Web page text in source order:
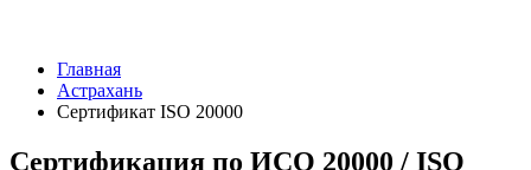
Главная
Астрахань
Сертификат ISO 20000
Сертификация по ИСО 20000 / ISO